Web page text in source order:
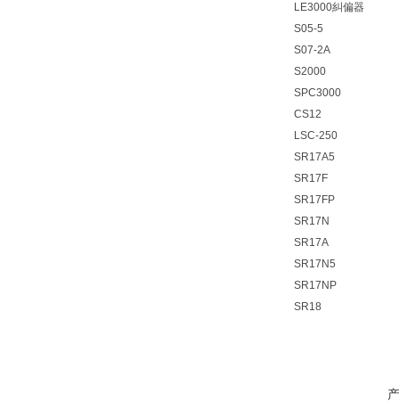
LE3000糾偏器
S05-5
S07-2A
S2000
SPC3000
CS12
LSC-250
SR17A5
SR17F
SR17FP
SR17N
SR17A
SR17N5
SR17NP
SR18